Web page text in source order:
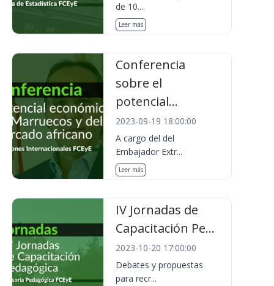
de 10....
Leer más
Conferencia
sobre el
potencial...
2023-09-19 18:00:00
A cargo del del
Embajador Extr...
Leer más
IV Jornadas de
Capacitación Pe...
2023-10-20 17:00:00
Debates y propuestas
para recr...